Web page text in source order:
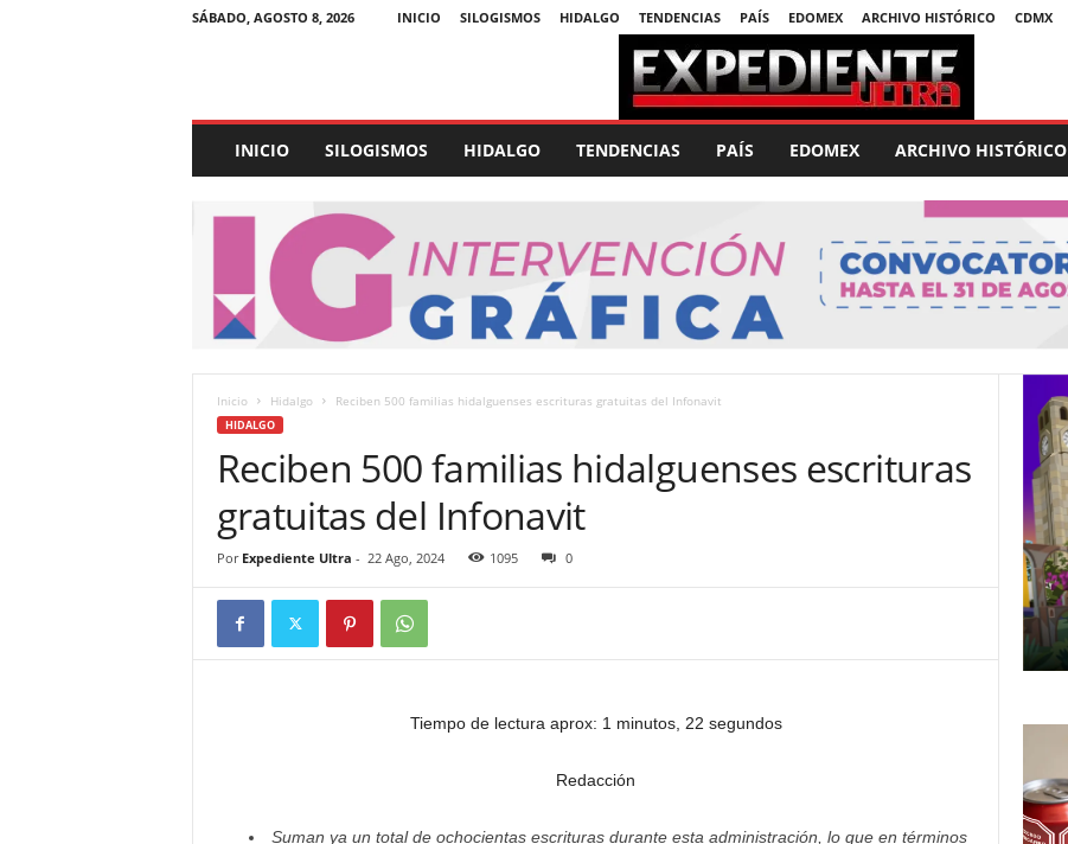
SÁBADO, AGOSTO 8, 2026 INICIO SILOGISMOS HIDALGO TENDENCIAS PAÍS EDOMEX ARCHIVO HISTÓRICO CDMX
p
e
U
INICIO SILOGISMOS HIDALGO TENDENCIAS PAÍS EDOMEX ARCHIVO HISTÓRICO
Inicio Hidalgo Reciben 500 familias hidalguenses escrituras gratuitas del Infonavit
HIDALGO
Reciben 500 familias hidalguenses escrituras
gratuitas del Infonavit
Por Expediente Ultra - 22 Ago, 2024 1095 0
Tiempo de lectura aprox: 1 minutos, 22 segundos
Redacción
Suman ya un total de ochocientas escrituras durante esta administración, lo que en términos